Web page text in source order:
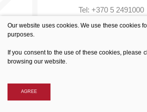
Tel: +370 5 2491000
Fax:+370 5 2490272
Our website uses cookies. We use these cookies
purposes.
If you consent to the use of these cookies, please
browsing our website.
AGREE